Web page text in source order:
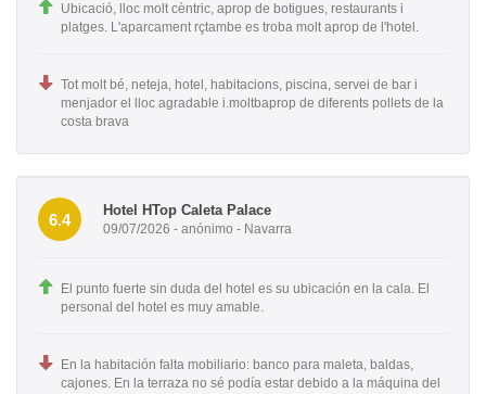
Ubicació, lloc molt cèntric, aprop de botigues, restaurants i
platges. L'aparcament rçtambe es troba molt aprop de l'hotel.
Tot molt bé, neteja, hotel, habitacions, piscina, servei de bar i
menjador el lloc agradable i.moltbaprop de diferents pollets de la
costa brava
6.4
Hotel HTop Caleta Palace
09/07/2026 - anónimo - Navarra
El punto fuerte sin duda del hotel es su ubicación en la cala. El
personal del hotel es muy amable.
En la habitación falta mobiliario: banco para maleta, baldas,
cajones. En la terraza no sé podía estar debido a la máquina del